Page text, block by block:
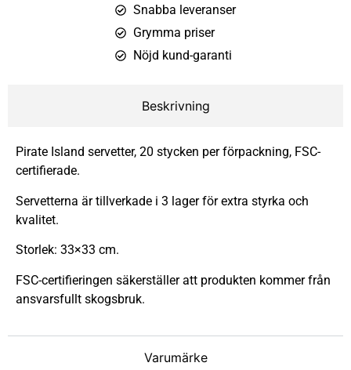
Snabba leveranser
Grymma priser
Nöjd kund-garanti
Beskrivning
Varumärke
Pirate Island servetter, 20 stycken per förpackning, FSC-
certifierade.
Servetterna är tillverkade i 3 lager för extra styrka och
kvalitet.
Storlek: 33×33 cm.
FSC-certifieringen säkerställer att produkten kommer från
ansvarsfullt skogsbruk.